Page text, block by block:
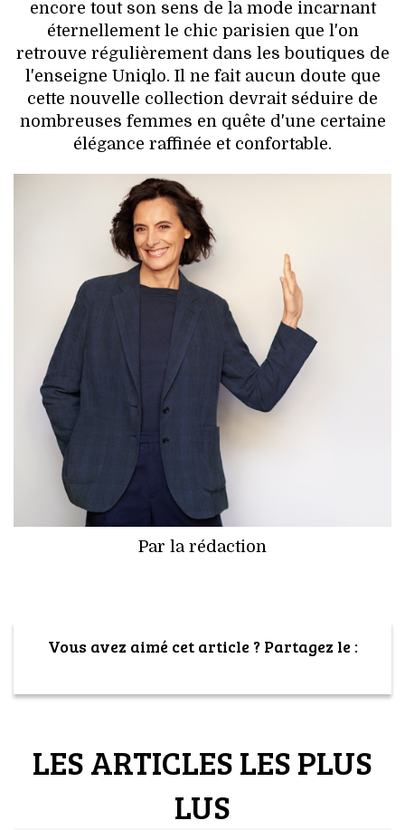
encore tout son sens de la mode incarnant
éternellement le chic parisien que l'on
retrouve régulièrement dans les boutiques de
l'enseigne Uniqlo. Il ne fait aucun doute que
cette nouvelle collection devrait séduire de
nombreuses femmes en quête d'une certaine
élégance raffinée et confortable.
Par la rédaction
Vous avez aimé cet article ? Partagez le :
LES ARTICLES LES PLUS
LUS